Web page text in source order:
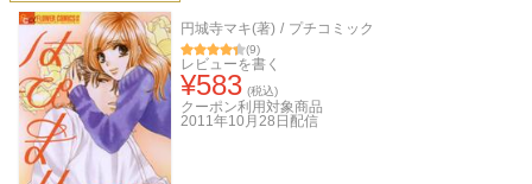
円城寺マキ(著) / プチコミック
(9)
レビューを書く
¥583 (税込)
クーポン利用対象商品
2011年10月28日 配信